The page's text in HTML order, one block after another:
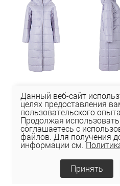
Данный веб-сайт
целях предоставления
пользовательского
Продолжая
соглашаетесь с
файлов. Для получения
информации см.
Принять